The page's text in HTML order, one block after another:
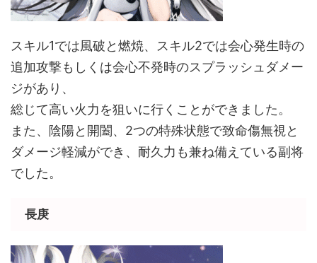
スキル1では風破と燃焼、スキル2では会心発生時の
追加攻撃もしくは会心不発時のスプラッシュダメー
ジがあり、
総じて高い火力を狙いに行くことができました。
また、陰陽と開闔、2つの特殊状態で致命傷無視と
ダメージ軽減ができ、耐久力も兼ね備えている副将
でした。
長庚